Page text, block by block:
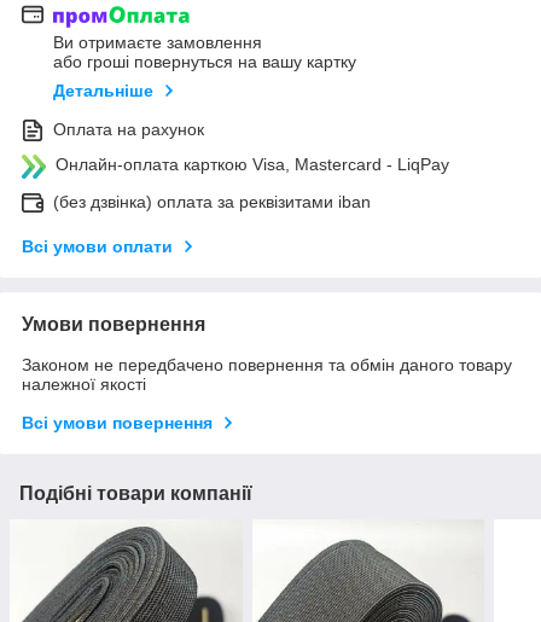
Ви отримаєте замовлення
або гроші повернуться на вашу картку
Детальніше
Оплата на рахунок
Онлайн-оплата карткою Visa, Mastercard - LiqPay
(без дзвінка) оплата за реквізитами iban
Всі умови оплати
Умови повернення
Законом не передбачено повернення та обмін даного товару
належної якості
Всі умови повернення
Подібні товари компанії